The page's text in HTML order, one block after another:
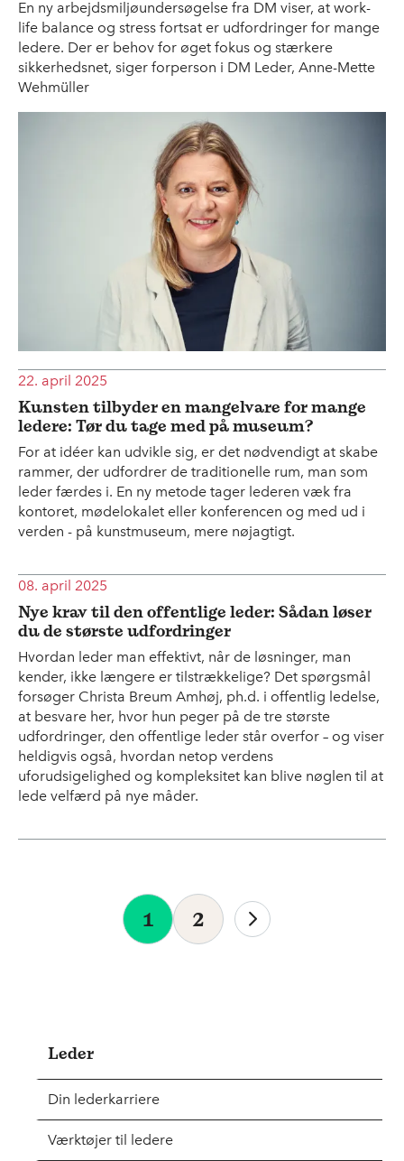
En ny arbejdsmiljøundersøgelse fra DM viser, at work-
life balance og stress fortsat er udfordringer for mange
ledere. Der er behov for øget fokus og stærkere
sikkerhedsnet, siger forperson i DM Leder, Anne-Mette
Wehmüller
22. april 2025
Kunsten tilbyder en mangelvare for mange
ledere: Tør du tage med på museum?
For at idéer kan udvikle sig, er det nødvendigt at skabe
rammer, der udfordrer de traditionelle rum, man som
leder færdes i. En ny metode tager lederen væk fra
kontoret, mødelokalet eller konferencen og med ud i
verden - på kunstmuseum, mere nøjagtigt.
08. april 2025
Nye krav til den offentlige leder: Sådan løser
du de største udfordringer
Hvordan leder man effektivt, når de løsninger, man
kender, ikke længere er tilstrækkelige? Det spørgsmål
forsøger Christa Breum Amhøj, ph.d. i offentlig ledelse,
at besvare her, hvor hun peger på de tre største
udfordringer, den offentlige leder står overfor – og viser
heldigvis også, hvordan netop verdens
uforudsigelighed og kompleksitet kan blive nøglen til at
lede velfærd på nye måder.
1 2
Leder
Din lederkarriere
Værktøjer til ledere